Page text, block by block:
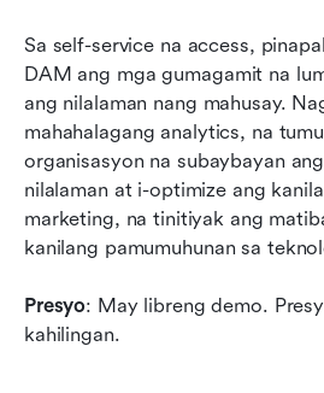
Sa self-service na access,
DAM ang mga gumagamit na
ang nilalaman nang mahusay.
mahahalagang analytics, na
organisasyon na subaybayan
nilalaman at i-optimize ang
marketing, na tinitiyak ang
kanilang pamumuhunan sa
Presyo: May libreng demo.
kahilingan.